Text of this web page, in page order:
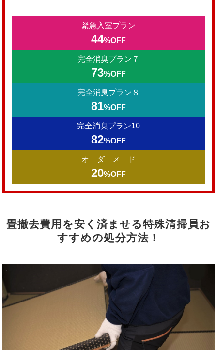
緊急入室プラン
44%OFF
完全消臭プラン７
73%OFF
完全消臭プラン８
81%OFF
完全消臭プラン10
82%OFF
オーダーメード
20%OFF
畳撤去費用を安く済ませる特殊清掃員お
すすめの処分方法！